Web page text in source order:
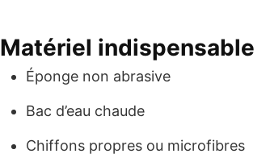
Matériel indispensable
Éponge non abrasive
Bac d’eau chaude
Chiffons propres ou microfibres